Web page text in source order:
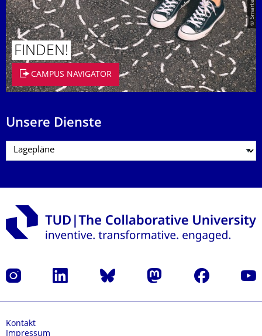
FINDEN!
CAMPUS NAVIGATOR
Unsere Dienste
Instagram LinkedIn Bluesky Mastodon Facebook
Kontakt
Impressum